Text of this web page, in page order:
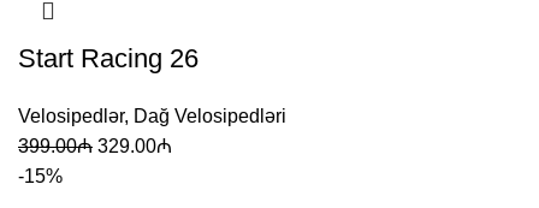
Start Racing 26
Velosipedlər, Dağ Velosipedləri
399.00₼ 329.00₼
-15%